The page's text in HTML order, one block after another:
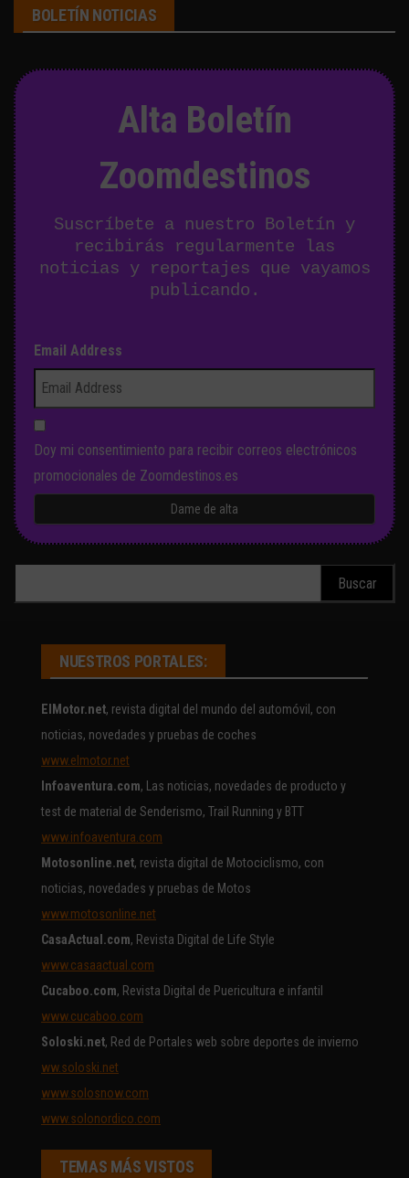
BOLETÍN NOTICIAS
Alta Boletín
Zoomdestinos
Suscríbete a nuestro Boletín y
recibirás regularmente las
noticias y reportajes que vayamos
publicando.
Email Address
Doy mi consentimiento para recibir correos electrónicos
promocionales de Zoomdestinos.es
NUESTROS PORTALES:
ElMotor.net, revista digital del mundo del automóvil, con
noticias, novedades y pruebas de coches
www.elmotor.net
Infoaventura.com, Las noticias, novedades de producto y
test de material de Senderismo, Trail Running y BTT
www.infoaventura.com
Motosonline.net, revista digital de Motociclismo, con
noticias, novedades y pruebas de Motos
www.motosonline.net
CasaActual.com, Revista Digital de Life Style
www.casaactual.com
Cucaboo.com, Revista Digital de Puericultura e infantil
www.cucaboo.com
Soloski.net, Red de Portales web sobre deportes de invierno
ww.soloski.net
www.solosnow.com
www.solonordico.com
TEMAS MÁS VISTOS